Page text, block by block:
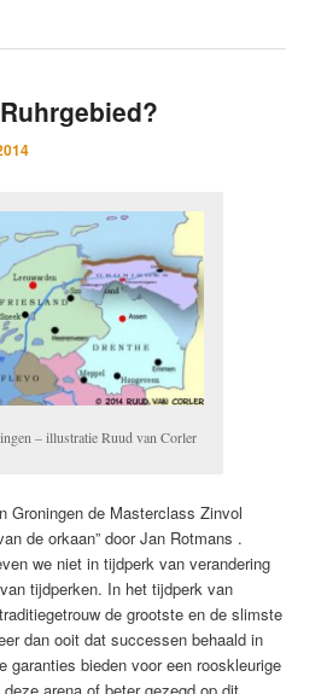
– illustratie Ruud van Corler
Groningen de Masterclass Zinvol
de orkaan” door Jan Rotmans .
we niet in tijdperk van verandering
tijdperken. In het tijdperk van
de grootste en de slimste
dan ooit dat successen behaald in
garanties bieden voor een rooskleurige